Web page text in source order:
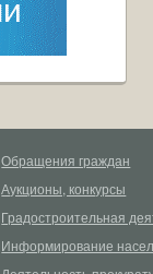
Обращения граждан
Аукционы, конкурсы
Градостроительная
Информирование